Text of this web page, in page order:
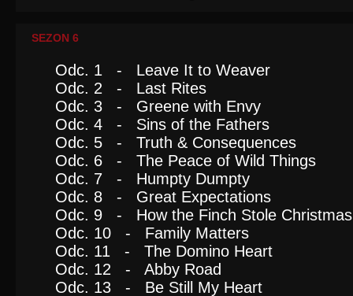
SEZON 6
Odc. 1 - Leave It to Weaver
Odc. 2 - Last Rites
Odc. 3 - Greene with Envy
Odc. 4 - Sins of the Fathers
Odc. 5 - Truth & Consequences
Odc. 6 - The Peace of Wild Things
Odc. 7 - Humpty Dumpty
Odc. 8 - Great Expectations
Odc. 9 - How the Finch Stole Christmas
Odc. 10 - Family Matters
Odc. 11 - The Domino Heart
Odc. 12 - Abby Road
Odc. 13 - Be Still My Heart